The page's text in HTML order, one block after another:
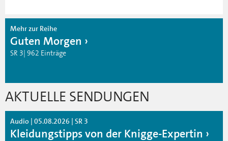
Mehr zur Reihe
Guten Morgen
SR 3| 962 Einträge
AKTUELLE SENDUNGEN
Audio | 05.08.2026 | SR 3
Kleidungstipps von der Knigge-Expertin